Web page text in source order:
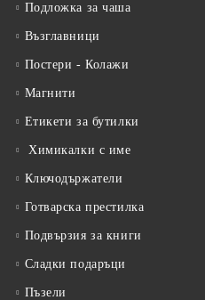
Подложка за чаша
Възглавници
Постери - Колажи
Магнити
Етикети за бутилки
Химикалки с име
Ключодържатели
Готварска престилка
Подвързия за книги
Сладки подаръци
Пъзели